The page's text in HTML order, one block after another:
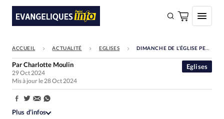
FAIRE UN DON
Faire un don
Société
ACCUEIL ACTUALITÉ EGLISES DIMANCHE DE L’ÉGLISE PERSÉCUTÉE: PORTES OUVERTES INVITE LES CHRÉTIENS À LA SOLIDARITÉ
Eglises
ParCharlotte Moulin
29 Oct 2024
Mis à jour le 28 Oct 2024
Partager:
Plus d’infos